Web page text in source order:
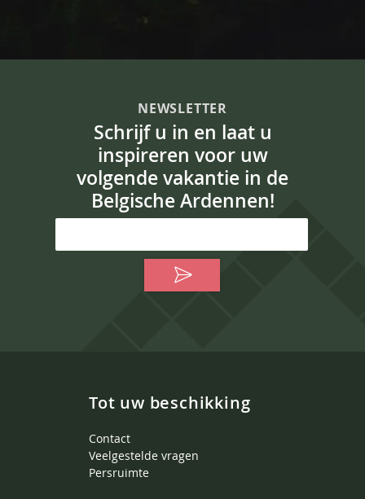
NEWSLETTER
Schrijf u in en laat u
inspireren voor uw
volgende vakantie in de
Belgische Ardennen!
Tot uw beschikking
Contact
Veelgestelde vragen
Persruimte